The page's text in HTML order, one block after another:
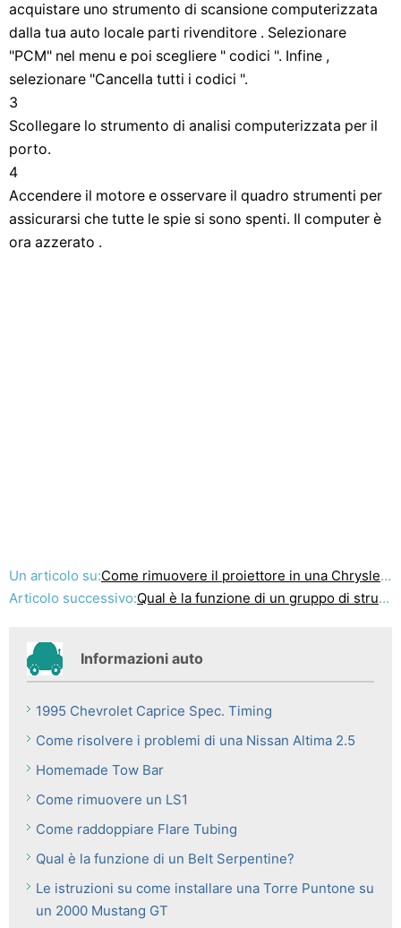
acquistare uno strumento di scansione computerizzata
dalla tua auto locale parti rivenditore . Selezionare
"PCM" nel menu e poi scegliere " codici ". Infine ,
selezionare "Cancella tutti i codici ".
3
Scollegare lo strumento di analisi computerizzata per il
porto.
4
Accendere il motore e osservare il quadro strumenti per
assicurarsi che tutte le spie si sono spenti. Il computer è
ora azzerato .
Un articolo su:Come rimuovere il proiettore in una Chrysler Town & Country
Articolo successivo:Qual è la funzione di un gruppo di strumenti in un auto ?
Informazioni auto
1995 Chevrolet Caprice Spec. Timing
Come risolvere i problemi di una Nissan Altima 2.5
Homemade Tow Bar
Come rimuovere un LS1
Come raddoppiare Flare Tubing
Qual è la funzione di un Belt Serpentine?
Le istruzioni su come installare una Torre Puntone su
un 2000 Mustang GT